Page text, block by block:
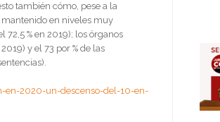
también cómo, pese a la
en niveles muy
% en 2019); los órganos
y el 73 por % de las
en-2020-un-descenso-del-10-en-